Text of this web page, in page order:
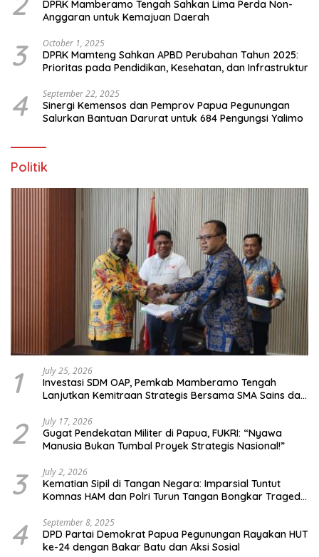
DPRK Mamberamo Tengah Sahkan Lima Perda Non-
Anggaran untuk Kemajuan Daerah
3 October 1, 2025
DPRK Mamteng Sahkan APBD Perubahan Tahun 2025:
Prioritas pada Pendidikan, Kesehatan, dan Infrastruktur
4 September 22, 2025
Sinergi Kemensos dan Pemprov Papua Pegunungan
Salurkan Bantuan Darurat untuk 684 Pengungsi Yalimo
Politik
1 July 25, 2026
Investasi SDM OAP, Pemkab Mamberamo Tengah
Lanjutkan Kemitraan Strategis Bersama SMA Sains dan
2 July 17, 2026
Gugat Pendekatan Militer di Papua, FUKRI: “Nyawa
Manusia Bukan Tumbal Proyek Strategis Nasional!”
3 July 2, 2026
Kematian Sipil di Tangan Negara: Imparsial Tuntut
Komnas HAM dan Polri Turun Tangan Bongkar Tragedi
4 September 8, 2025
DPD Partai Demokrat Papua Pegunungan Rayakan HUT
ke-24 dengan Bakar Batu dan Aksi Sosial